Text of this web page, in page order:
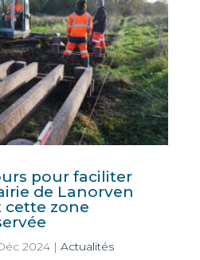
pour faciliter
de Lanorven
cette zone
2024| Actualités